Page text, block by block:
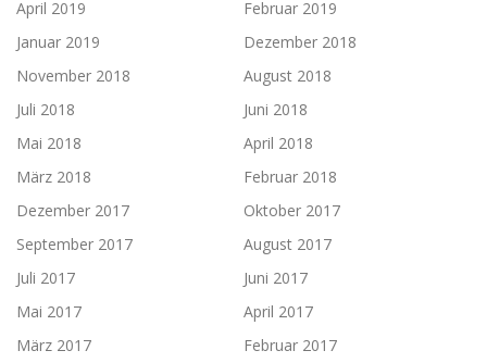
April 2019
Februar 2019
Januar 2019
Dezember 2018
November 2018
August 2018
Juli 2018
Juni 2018
Mai 2018
April 2018
März 2018
Februar 2018
Dezember 2017
Oktober 2017
September 2017
August 2017
Juli 2017
Juni 2017
Mai 2017
April 2017
März 2017
Februar 2017